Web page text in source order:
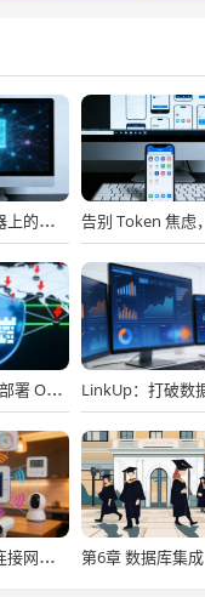
还在为服务器上的问题烦恼？有了智能终端，我再也不怕了！
在 CNB 平台部署 OpenClaw，API Key 免费用，30秒搞定！
记一次投影连接网络存储 第6章 数据库集成